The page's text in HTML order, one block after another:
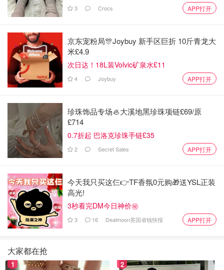
3 Crocs APP打开
京东宠粉局🎊Joybuy 新手区巨折 10斤青龙大
米£4.9
次日达！18L装Volvic矿泉水£11
4 Joybuy APP打开
珍珠饰品专场🦪大溪地黑珍珠项链£69/原
£714
0.7折起 巴洛克珍珠手链£35
2 Secret Sales APP打开
今天我只买这仨👉TF香氛0元购🎁送YSL正装
高光!
3秒看完DM今日神价㊙️
3 16 Dealmoon英国省钱快报 APP打开
大家都在抢
1 2